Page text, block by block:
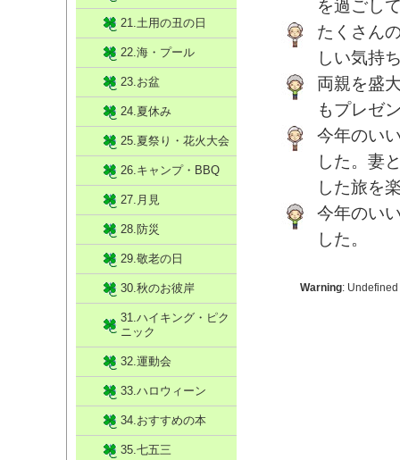
を過ごし
たくさん
しい気持
両親を盛
もプレゼ
今年のい
した。妻
した旅を
今年のい
した。
Warning:
21.土用の丑の日
22.海・プール
23.お盆
24.夏休み
25.夏祭り・花火大会
26.キャンプ・BBQ
27.月見
28.防災
29.敬老の日
30.秋のお彼岸
31.ハイキング・ピク
ニック
32.運動会
33.ハロウィーン
34.おすすめの本
35.七五三